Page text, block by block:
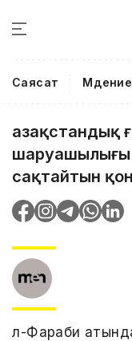
Саясат
шаруашылығы
сақтайтын
Әл-Фараби